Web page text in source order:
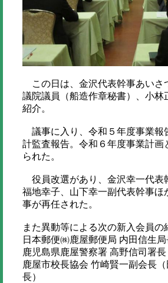
この日は、金沢代表幹事あいさ
議院議員（船造作章秘書）、小林
紹介。
議事に入り、令和５年度事業報
計監査報告。令和６年度事業計画
られた。
役員改選があり、金沢幸一代表
福地幸子、山下幸一副代表幹事ほ
事が再任された。
また異動等による次の新入会員の
日本郵便㈱鹿屋郵便局 内田信
鹿児島県鹿屋警察署 高野信司
鹿屋市校長協会 竹崎賢一副会長
長）